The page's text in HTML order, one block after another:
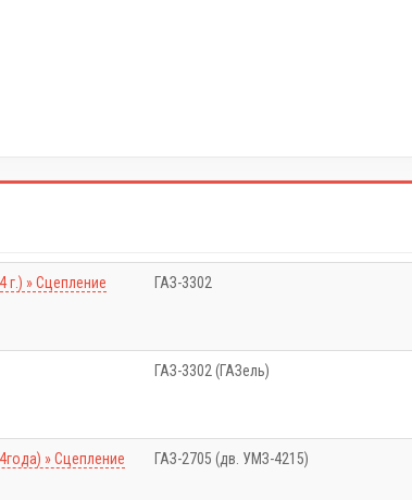
г.) » Сцепление ГАЗ-3302
ГАЗ-3302 (ГАЗель)
» Сцепление ГАЗ-2705 (дв. УМЗ-4215)